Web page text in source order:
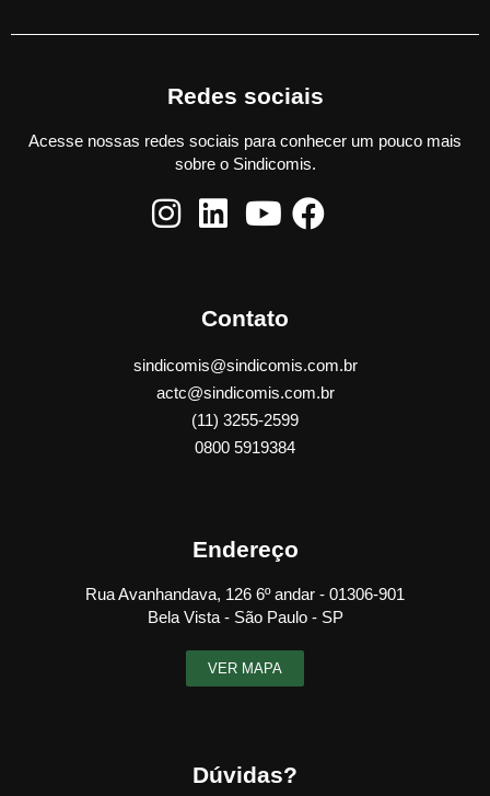
Redes sociais
Acesse nossas redes sociais para conhecer um pouco mais
sobre o Sindicomis.
Contato
sindicomis@sindicomis.com.br
actc@sindicomis.com.br
(11) 3255-2599
0800 5919384
Endereço
Rua Avanhandava, 126 6º andar - 01306-901
Bela Vista - São Paulo - SP
VER MAPA
Dúvidas?